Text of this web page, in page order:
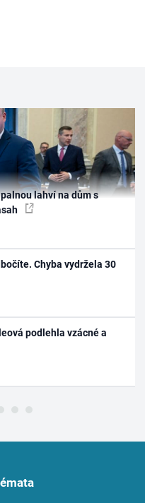
lahví na dům s
Chyba vydržela 30
podlehla vzácné a